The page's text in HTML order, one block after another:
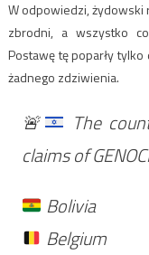
W odpowiedzi, żydowski
zbrodni, a wszystko
Postawę tę poparły
żadnego zdziwienia.
🚨
The
claims of
Bolivia
Belgium